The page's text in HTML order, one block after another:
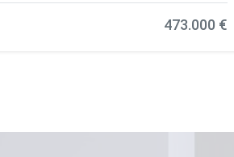
et terrasse et solarium à l'étage
chaud et froid par conduits avec
473.000 €